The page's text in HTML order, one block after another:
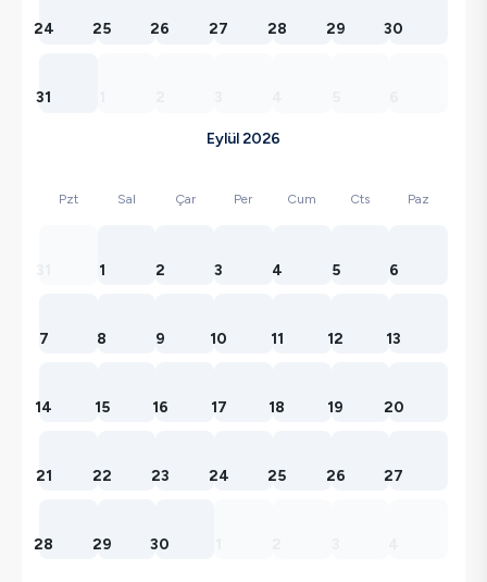
24 25 26 27 28 29 30
31
Eylül 2026
Pzt Sal Çar Per Cum Cts Paz
1 2 3 4 5 6
7 8 9 10 11 12 13
14 15 16 17 18 19 20
21 22 23 24 25 26 27
28 29 30